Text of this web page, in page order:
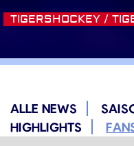
TIGERSHOCKEY /
ALLE NEWS
HIGHLIGHTS